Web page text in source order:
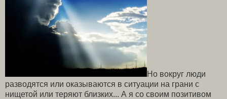
Но вокруг люди
разводятся или оказываются в ситуации на грани с
нищетой или теряют близких... А я со своим позитивом